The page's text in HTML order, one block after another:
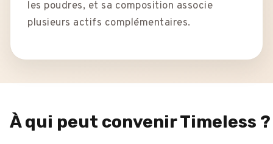
les poudres, et sa composition associe
plusieurs actifs complémentaires.
À qui peut convenir Timeless ?